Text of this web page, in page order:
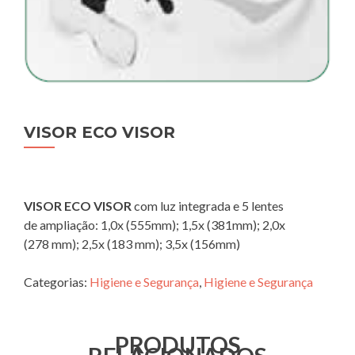
VISOR ECO VISOR
VISOR ECO VISOR com luz integrada e 5 lentes
de ampliação: 1,0x (555mm); 1,5x (381mm); 2,0x
(278 mm); 2,5x (183 mm); 3,5x (156mm)
Categorias: Higiene e Segurança, Higiene e Segurança
PRODUTOS